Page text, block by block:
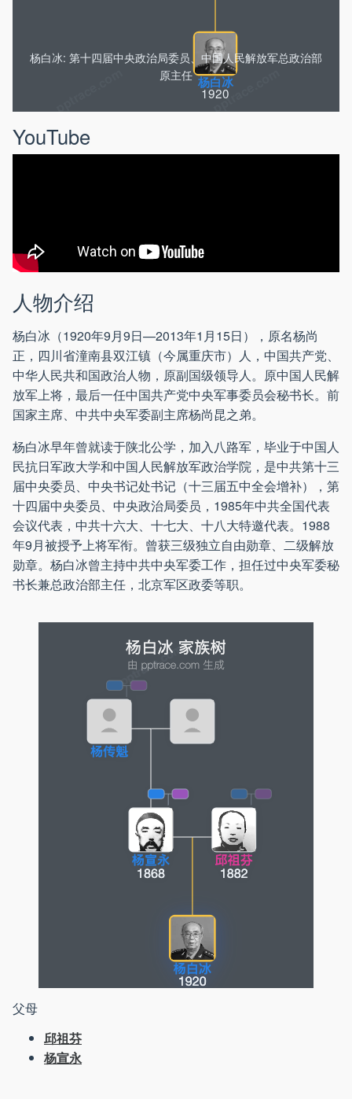
杨白冰
1920
杨白冰: 第十四届中央政治局委员、中国人民解放军总政治部
原主任
YouTube
人物介绍
杨白冰（1920年9月9日—2013年1月15日），原名杨尚
正，四川省潼南县双江镇（今属重庆市）人，中国共产党、
中华人民共和国政治人物，原副国级领导人。原中国人民解
放军上将，最后一任中国共产党中央军事委员会秘书长。前
国家主席、中共中央军委副主席杨尚昆之弟。
杨白冰早年曾就读于陕北公学，加入八路军，毕业于中国人
民抗日军政大学和中国人民解放军政治学院，是中共第十三
届中央委员、中央书记处书记（十三届五中全会增补），第
十四届中央委员、中央政治局委员，1985年中共全国代表
会议代表，中共十六大、十七大、十八大特邀代表。1988
年9月被授予上将军衔。曾获三级独立自由勋章、二级解放
勋章。杨白冰曾主持中共中央军委工作，担任过中央军委秘
书长兼总政治部主任，北京军区政委等职。
父母
邱祖芬
杨宣永